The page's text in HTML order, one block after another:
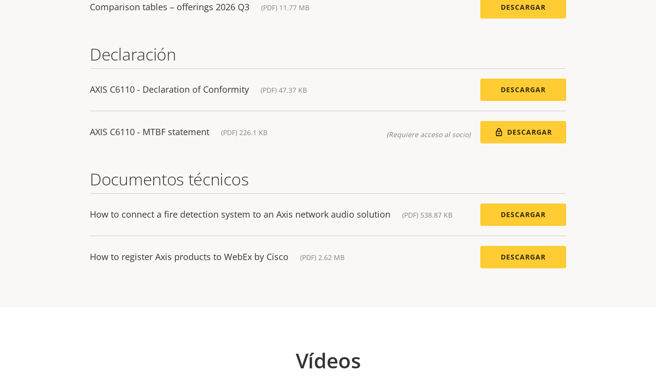
Comparison tables – offerings 2026 Q3 (PDF) 11.77 MB DESCARGAR
Declaración
AXIS C6110 - Declaration of Conformity (PDF) 47.37 KB DESCARGAR
AXIS C6110 - MTBF statement (PDF) 226.1 KB (Requiere acceso al socio) DESCARGAR
Documentos técnicos
How to connect a fire detection system to an Axis network audio solution (PDF) 538.87 KB DESCARGAR
How to register Axis products to WebEx by Cisco (PDF) 2.62 MB DESCARGAR
Vídeos